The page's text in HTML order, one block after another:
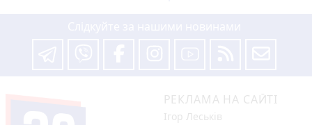
РЕКЛАМА НА САЙТІ
Ігор Леськів